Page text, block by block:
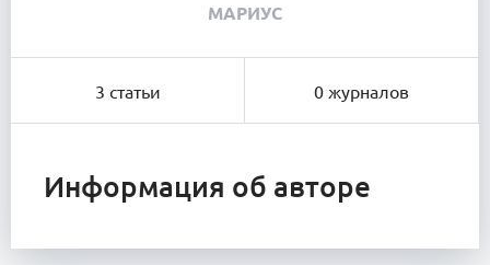
МАРИУС
3 статьи 0 журналов
Информация об авторе